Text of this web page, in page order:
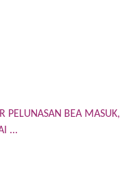
PELUNASAN BEA MASUK,
...